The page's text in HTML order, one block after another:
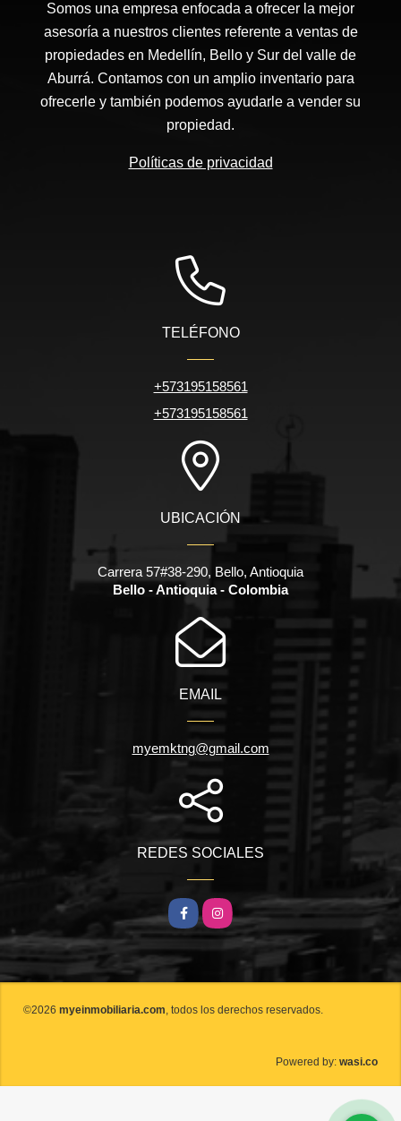
Somos una empresa enfocada a ofrecer la mejor
asesoría a nuestros clientes referente a ventas de
propiedades en Medellín, Bello y Sur del valle de
Aburrá. Contamos con un amplio inventario para
ofrecerle y también podemos ayudarle a vender su
propiedad.
Políticas de privacidad
TELÉFONO
+573195158561
+573195158561
UBICACIÓN
Carrera 57#38-290, Bello, Antioquia
Bello - Antioquia - Colombia
EMAIL
myemktng@gmail.com
REDES SOCIALES
FacebookInstagram
©2026 myeinmobiliaria.com, todos los derechos reservados.
Powered by: wasi.co